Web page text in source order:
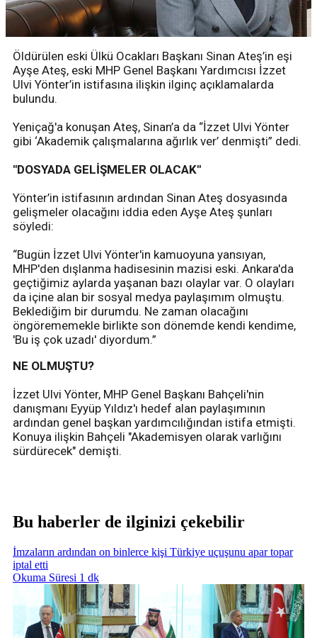
Öldürülen eski Ülkü Ocakları Başkanı Sinan Ateş’in eşi
Ayşe Ateş, eski MHP Genel Başkanı Yardımcısı İzzet
Ulvi Yönter’in istifasına ilişkin ilginç açıklamalarda
bulundu.
Yeniçağ'a konuşan Ateş, Sinan’a da “İzzet Ulvi Yönter
gibi ‘Akademik çalışmalarına ağırlık ver’ denmişti” dedi.
"DOSYADA GELİŞMELER OLACAK"
Yönter’in istifasının ardından Sinan Ateş dosyasında
gelişmeler olacağını iddia eden Ayşe Ateş şunları
söyledi:
“Bugün İzzet Ulvi Yönter'in kamuoyuna yansıyan,
MHP'den dışlanma hadisesinin mazisi eski. Ankara'da
geçtiğimiz aylarda yaşanan bazı olaylar var. O olayları
da içine alan bir sosyal medya paylaşımım olmuştu.
Beklediğim bir durumdu. Ne zaman olacağını
öngörememekle birlikte son dönemde kendi kendime,
'Bu iş çok uzadı' diyordum.”
NE OLMUŞTU?
İzzet Ulvi Yönter, MHP Genel Başkanı Bahçeli'nin
danışmanı Eyyüp Yıldız'ı hedef alan paylaşımının
ardından genel başkan yardımcılığından istifa etmişti.
Konuya ilişkin Bahçeli "Akademisyen olarak varlığını
sürdürecek" demişti.
Bu haberler de ilginizi çekebilir
İmzaların ardından on binlerce kişi Türkiye uçuşunu apar topar
iptal etti
Okuma Süresi 1 dk